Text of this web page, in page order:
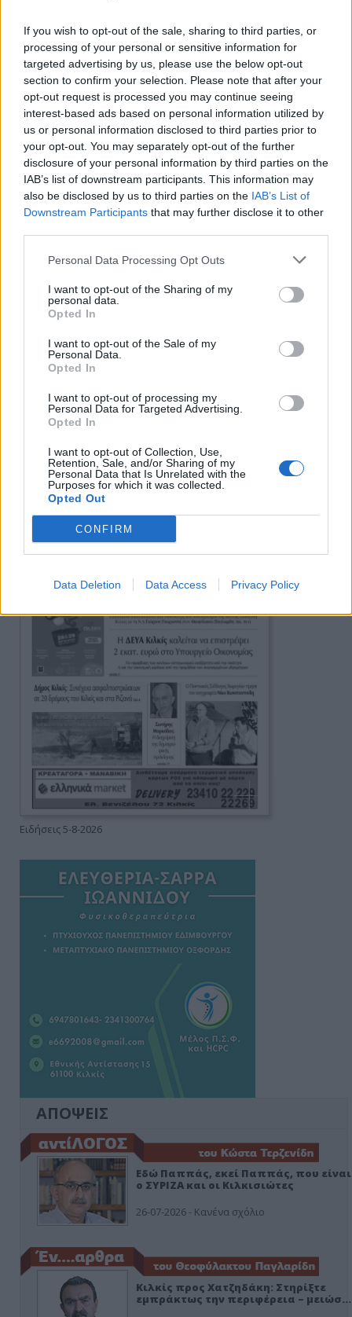
If you wish to opt-out of the sale, sharing to third parties, or
processing of your personal or sensitive information for
targeted advertising by us, please use the below opt-out
section to confirm your selection. Please note that after your
opt-out request is processed you may continue seeing
interest-based ads based on personal information utilized by
us or personal information disclosed to third parties prior to
your opt-out. You may separately opt-out of the further
disclosure of your personal information by third parties on the
IAB’s list of downstream participants. This information may
also be disclosed by us to third parties on the IAB’s List of
Downstream Participants that may further disclose it to other
Personal Data Processing Opt Outs
I want to opt-out of the Sharing of my
personal data.
Opted In
I want to opt-out of the Sale of my
Personal Data.
Opted In
I want to opt-out of processing my
Personal Data for Targeted Advertising.
Opted In
I want to opt-out of Collection, Use,
Retention, Sale, and/or Sharing of my
Personal Data that Is Unrelated with the
Purposes for which it was collected.
Opted Out
CONFIRM
Data Deletion Data Access Privacy Policy
Πρωινή 5-8-2026
Ειδήσεις 5-8-2026
ΑΠΟΨΕΙΣ
Εδώ Παππάς, εκεί Παππάς, που είναι
ο ΣΥΡΙΖΑ και οι Κιλκισιώτες
26-07-2026 - Κανένα σχόλιο
Κιλκίς προς Χατζηδάκη: Στηρίξτε
εμπράκτως την περιφέρεια – μειώσ…